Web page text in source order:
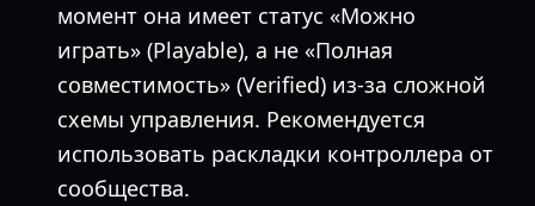
момент она имеет статус «Можно
играть» (Playable), а не «Полная
совместимость» (Verified) из-за сложной
схемы управления. Рекомендуется
использовать раскладки контроллера от
сообщества.